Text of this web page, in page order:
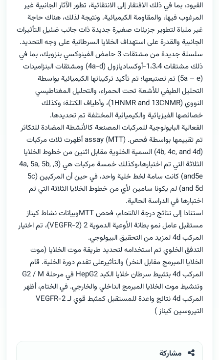
القيود، بما في ذلك الافتقار إلى الانتقائية، تطور الآثار الجانبية غير
المرغوب فيها، والمقاومة الكيميائية. ونتيجة لذلك، هناك حاجة
غير ملباة لتطوير جزيئات صغيرة جديدة ذات جانب ضئيل التأثيرات
الجانبية والقدرة على استهداف الخلايا السرطانية على وجه التحديد.
سلسلة جديدة من مشتقات 3 حامض الفينوكسي بنزويك، بما في
ذلك مشتقات 1،3،4-أوكساديازول (4a-d) ومشتقات البنزاميدات
(5a – e) تم تصنيعها؛ تم تأكيد تركيباتها الكيميائية بواسطة
التحليل الطيفي للأشعة تحت الحمراء، والتحليل المغناطيسي
النووي (1HNMR and 13CNMR)، وأطياف الكتلة؛ وكذلك
خصائصها الفيزيائية والكيميائية المختلفة تم تحديدها.
الفعالية البايولوجية للمركبات المصنعة كالأنشطة المضادة للتكاثر
تم تقييمها بواسطة فحص. (MTT) assay أظهرت ثلاث مركبات
(4b, 4c, and 4d) السمية الخلوية مقابل اثنين من خطوط الخلايا
الثلاثة التي تم اختبارها،وكذلك خمسة مركبات هي (3, 4a, 5a, 5b,
and5e) كانت سامة لخط خلية واحد، في حين أن المركبين (5c
and 5d) لم يكونا سامين لأي من خطوط الخلايا الثلاثة التي تم
اختبارها في الدراسة الحالية.
استنادا إلى نتائج درجة الالتحام، فحص MTTوبيانات نشاط كيناز
مستقبل عامل نمو بطانة الأوعية الدموية 2 (VEGFR-2)، تم اختيار
المركب 4d لمزيد من التحقيق البيولوجي.
التدفق الخلوي تم استخدامه لتحديد طريقة موت الخلايا (موت
الخلايا المبرمج مقابل النخر) والتأثيرعلى تقدم دورة الخلية. قام
المركب 4d بتثبيط سرطان خلايا الكبد HepG2 في مرحلة G2 / M
وتنشيط موت الخلايا المبرمج الداخلي والخارجي. في الختام، أظهر
المركب 4d نتائج واعدة للمستقبل كمثبط قوي لـ VEGFR-2
التيروسين كيناز )
مشاركة